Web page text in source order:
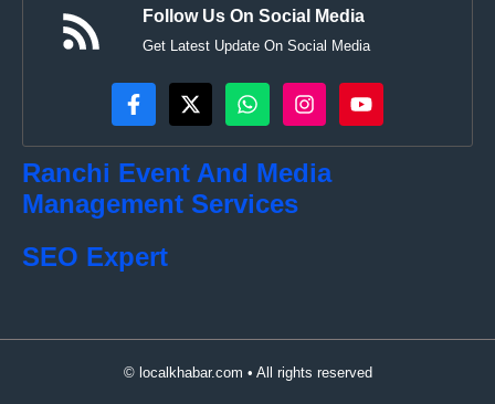
Follow Us On Social Media
Get Latest Update On Social Media
Ranchi Event And Media
Management Services
SEO Expert
© localkhabar.com • All rights reserved